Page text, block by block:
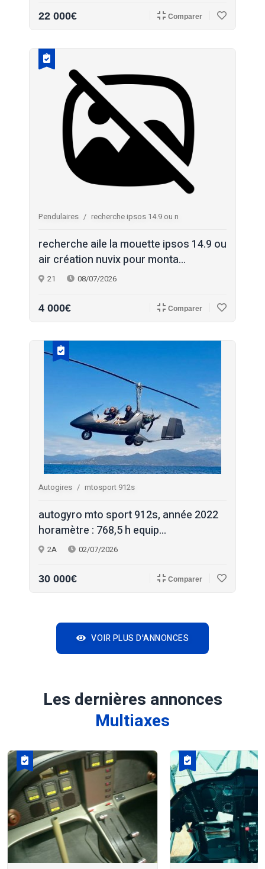
22 000€ Comparer
Pendulaires recherche ipsos 14.9 ou n
recherche aile la mouette ipsos 14.9 ou
air création nuvix pour monta...
21 08/07/2026
4 000€ Comparer
Autogires mtosport 912s
autogyro mto sport 912s, année 2022
horamètre : 768,5 h equip...
2A 02/07/2026
30 000€ Comparer
VOIR PLUS D'ANNONCES
Les dernières annonces
Multiaxes